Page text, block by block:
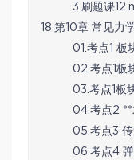
3.刷题课
18.第10章 常见力
01.考点1 板
02.考点1板
03.考点1板
04.考点2
05.考点3
06.考点4